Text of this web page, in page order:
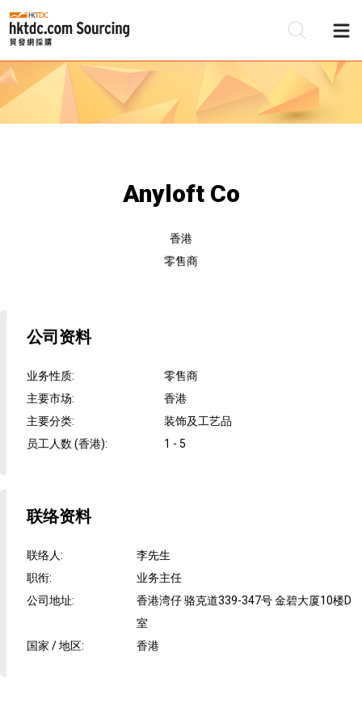
Anyloft Co
香港
零售商
公司资料
业务性质:
零售商
主要市场:
香港
主要分类:
装饰及工艺品
员工人数 (香港): 1 - 5
联络资料
联络人:
李先生
职衔:
业务主任
公司地址:
香港湾仔 骆克道339-347号 金碧大厦10楼D
室
国家 / 地区: 香港